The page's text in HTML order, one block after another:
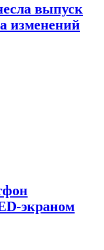
выпуск
изменений
экраном